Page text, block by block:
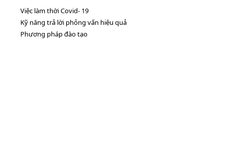
Việc làm thời Covid- 19
Kỹ năng trả lời phỏng vấn hiệu quả
Phương pháp đào tạo